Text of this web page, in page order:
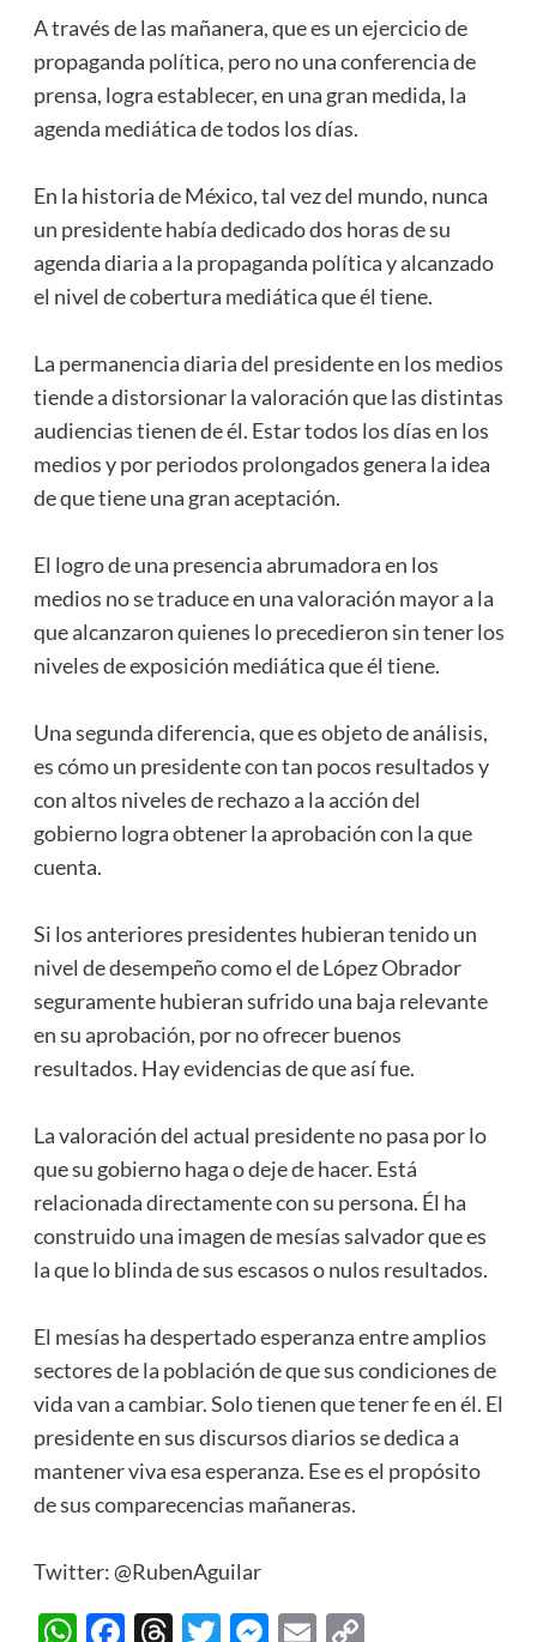
A través de las mañanera, que es un ejercicio de
propaganda política, pero no una conferencia de
prensa, logra establecer, en una gran medida, la
agenda mediática de todos los días.
En la historia de México, tal vez del mundo, nunca
un presidente había dedicado dos horas de su
agenda diaria a la propaganda política y alcanzado
el nivel de cobertura mediática que él tiene.
La permanencia diaria del presidente en los medios
tiende a distorsionar la valoración que las distintas
audiencias tienen de él. Estar todos los días en los
medios y por periodos prolongados genera la idea
de que tiene una gran aceptación.
El logro de una presencia abrumadora en los
medios no se traduce en una valoración mayor a la
que alcanzaron quienes lo precedieron sin tener los
niveles de exposición mediática que él tiene.
Una segunda diferencia, que es objeto de análisis,
es cómo un presidente con tan pocos resultados y
con altos niveles de rechazo a la acción del
gobierno logra obtener la aprobación con la que
cuenta.
Si los anteriores presidentes hubieran tenido un
nivel de desempeño como el de López Obrador
seguramente hubieran sufrido una baja relevante
en su aprobación, por no ofrecer buenos
resultados. Hay evidencias de que así fue.
La valoración del actual presidente no pasa por lo
que su gobierno haga o deje de hacer. Está
relacionada directamente con su persona. Él ha
construido una imagen de mesías salvador que es
la que lo blinda de sus escasos o nulos resultados.
El mesías ha despertado esperanza entre amplios
sectores de la población de que sus condiciones de
vida van a cambiar. Solo tienen que tener fe en él. El
presidente en sus discursos diarios se dedica a
mantener viva esa esperanza. Ese es el propósito
de sus comparecencias mañaneras.
Twitter: @RubenAguilar
WhatsApp
Facebook
Threads
Twitter
Messenger
EmailCopy